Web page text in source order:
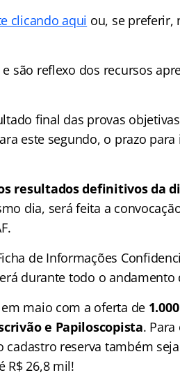
clicando aqui ou, se preferir,
são reflexo dos recursos
final das provas
este segundo, o prazo
resultados definitivos da
dia, será feita a
de Informações
durante todo o andamento
maio com a oferta de
e Papiloscopista.
reserva também
R$ 26,8 mil!